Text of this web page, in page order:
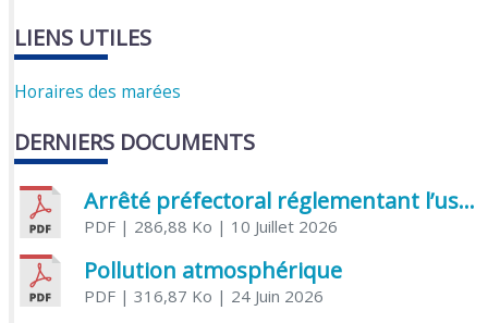
LIENS UTILES
Horaires des marées
DERNIERS DOCUMENTS
Arrêté préfectoral réglementant l’usage de l’eau
PDF| 286,88 Ko | 10 Juillet 2026
Pollution atmosphérique
PDF| 316,87 Ko | 24 Juin 2026